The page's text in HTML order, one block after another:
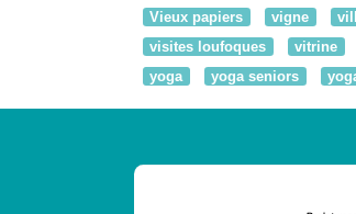
Vieux papiers
vigne
visites loufoques
vitrine
yoga
yoga seniors